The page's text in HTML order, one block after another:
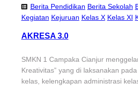
Berita Pendidikan Berita Sekolah
Kegiatan Kejuruan Kelas X Kelas XI
AKRESA 3.0
SMKN 1 Campaka Cianjur
Kreativitas” yang di laksanakan
kelas, kelengkapan administrasi